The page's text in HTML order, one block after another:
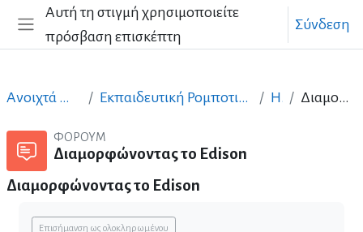
Μετάβαση στο κεντρικό περιεχόμενο
Πλευρικός πίνακας
Αυτή τη στιγμή χρησιμοποιείτε
πρόσβαση επισκέπτη
Σύνδεση
Ανοιχτά Μαθήματα στα Ελληνικά Εκπαιδευτική Ρομποτική - 3D Εκτυπώσεις - Διαδίκτυο των Πραγμάτων Ημέρα 4 Διαμορφώνοντας το Edison
ΦΌΡΟΥΜ
Διαμορφώνοντας το Edison
Διαμορφώνοντας το Edison
Απαιτήσεις ολοκλήρωσης
Επισήμανση ως ολοκληρωμένου